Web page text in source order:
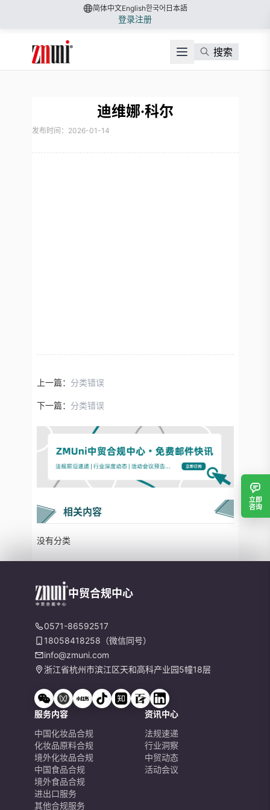
简体中文English한국어 日本語
登录注册
搜索
迪维娜·科尔
发布时间：2026-01-14
上一篇： 分类错误
下一篇： 分类错误
相关内容
没有分类
立即
咨询
中贸合规中心
0571-86592517
18058418258（微信同号）
info@zmuni.com
浙江省杭州市滨江区天和高科产业园5幢18层
服务内容
中国化妆品合规
化妆品原料合规
境外化妆品合规
中国食品合规
境外食品合规
进出口服务
其他合规服务
资讯中心
法规速递
行业洞察
中贸动态
活动会议